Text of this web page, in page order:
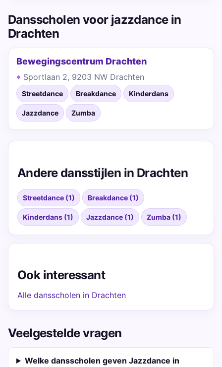
Dansscholen voor jazzdance in
Drachten
Bewegingscentrum Drachten
Sportlaan 2, 9203 NW Drachten
Streetdance Breakdance Kinderdans
Jazzdance Zumba
Andere dansstijlen in Drachten
Streetdance (1) Breakdance (1)
Kinderdans (1) Jazzdance (1) Zumba (1)
Ook interessant
Alle dansscholen in Drachten
Veelgestelde vragen
Welke dansscholen geven Jazzdance in